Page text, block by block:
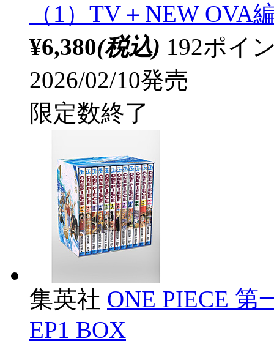
（1）TV＋NEW OVA
¥6,380(税込) 192ポイ
2026/02/10発売
限定数終了
集英社 ONE PIECE 第
EP1 BOX